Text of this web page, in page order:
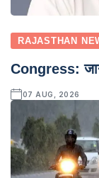
RAJASTHAN
Congress:
07 AUG, 2026